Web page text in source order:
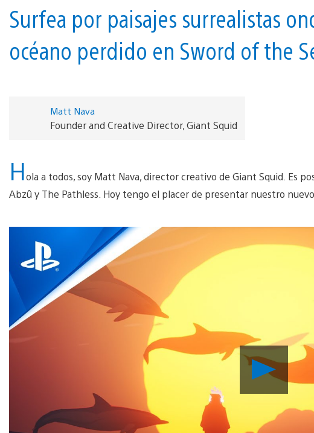
Surfea por paisajes surrealistas
océano perdido en Sword of the
Matt Nava
Founder and Creative Director, Giant Squid
Hola a todos, soy Matt Nava, director creativo de Giant Squid. Es
Abzû y The Pathless. Hoy tengo el placer de presentar nuestro
Video